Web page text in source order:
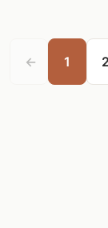
← 1 2